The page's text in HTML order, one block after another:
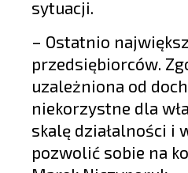
sytuacji.
– Ostatnio
przedsiębiorców.
uzależniona od
niekorzystne dla
skalę działalności i
pozwolić sobie na